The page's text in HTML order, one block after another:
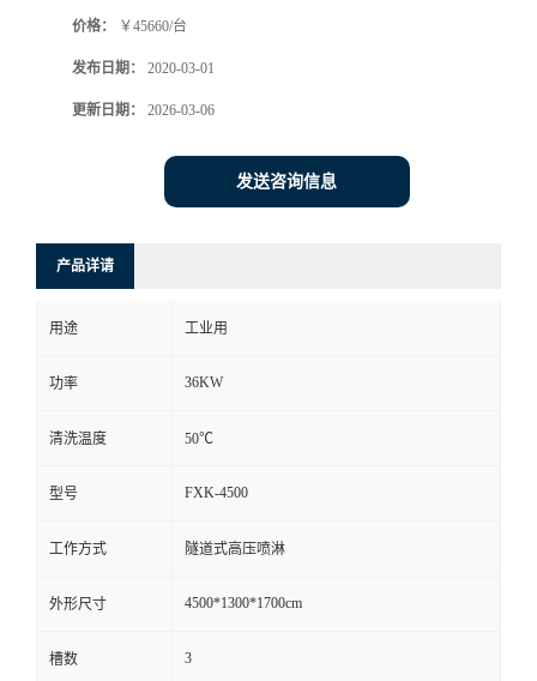
价格： ￥45660/台
发布日期： 2020-03-01
更新日期： 2026-03-06
发送咨询信息
产品详请
用途 工业用
功率 36KW
清洗温度 50℃
型号 FXK-4500
工作方式 隧道式高压喷淋
外形尺寸 4500*1300*1700cm
槽数 3